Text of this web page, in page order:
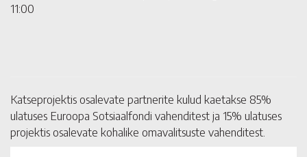
11:00
Katseprojektis osalevate partnerite kulud kaetakse 85%
ulatuses Euroopa Sotsiaalfondi vahenditest ja 15% ulatuses
projektis osalevate kohalike omavalitsuste vahenditest.